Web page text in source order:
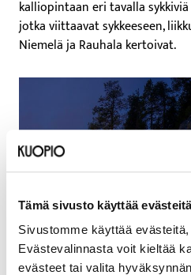
Tämä sivusto käyttää
Sivustomme käyttää
Evästevalinnasta voit kieltää
evästeet tai valita
kalliopintaan eri tavalla
jotka viittaavat sykkeeseen,
Niemelä ja Rauhala kertoivat.